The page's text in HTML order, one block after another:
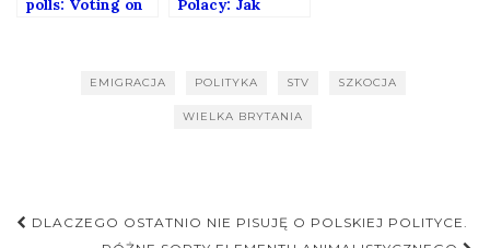
polls: Voting on
Polacy: Jak
Szkocji
EMIGRACJA POLITYKA STV SZKOCJA
WIELKA BRYTANIA
Nawigacja
DLACZEGO OSTATNIO NIE PISUJĘ O POLSKIEJ POLITYCE.